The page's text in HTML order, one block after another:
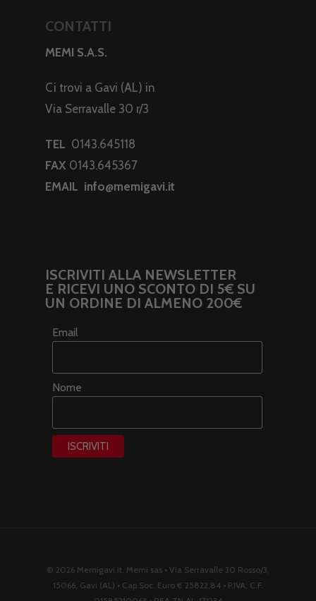
CONTATTI
MEMI S.A.S.
Ci trovi a Gavi (AL) in
Via Serravalle 30 r/3
TEL 0143.645118
FAX 0143.645367
EMAIL info@memigavi.it
ISCRIVITI ALLA NEWSLETTER
E RICEVI UNO SCONTO DI 5€ SU
UN ORDINE DI ALMENO 200€
Email
Nome
© 2026 Memigavi.it. Memi sas • Via Serravalle 30 Rosso/3,
15066, Gavi (AL) • Cap.Soc. Euro € 25822,84 • P.IVA, C.F.